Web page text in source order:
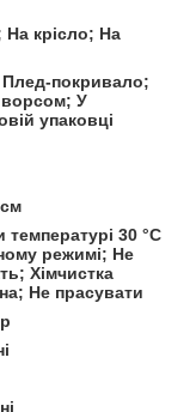
На крісло; На
Плед-покривало;
У
упаковці
температурі 30 °C
режимі; Не
Хімчистка
Не прасувати